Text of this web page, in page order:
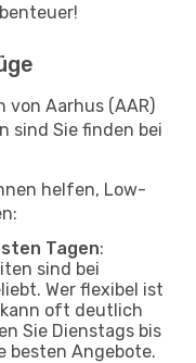
von Aarhus (AAR)
sind Sie finden bei
helfen, Low-
Tagen:
sind bei
Wer flexibel ist
oft deutlich
Sie Dienstags bis
besten Angebote.